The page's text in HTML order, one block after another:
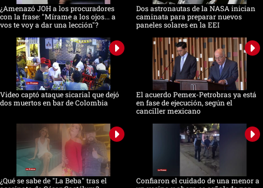
¿Amenazó JOH a los procuradores
con la frase: "Mírame a los ojos... a
vos te voy a dar una lección"?
Dos astronautas de la NASA inician
caminata para preparar nuevos
paneles solares en la EEI
Video captó ataque sicarial que dejó
dos muertos en bar de Colombia
El acuerdo Pemex-Petrobras ya está
en fase de ejecución, según el
canciller mexicano
¿Qué se sabe de "La Beba" tras el
Confiaron el cuidado de una menor a